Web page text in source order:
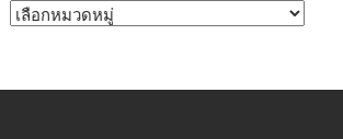
หัวข้อ